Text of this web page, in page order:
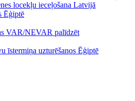
locekļu ieceļošana Latvijā
Ēģiptē
VAR/NEVAR palīdzēt
īstermiņa uzturēšanos Ēģiptē